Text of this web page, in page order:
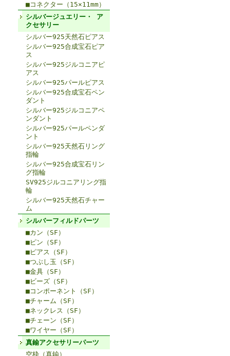
■コネクター（15×11mm）
シルバージュエリー・ ア
クセサリー
シルバー925天然石ピアス
シルバー925合成宝石ピア
ス
シルバー925ジルコニアピ
アス
シルバー925パールピアス
シルバー925合成宝石ペン
ダント
シルバー925ジルコニアペ
ンダント
シルバー925パールペンダ
ント
シルバー925天然石リング
指輪
シルバー925合成宝石リン
グ指輪
SV925ジルコニアリング指
輪
シルバー925天然石チャー
ム
シルバーフィルドパーツ
■カン（SF）
■ピン（SF）
■ピアス（SF）
■つぶし玉（SF）
■金具（SF）
■ビーズ（SF）
■コンポーネント（SF）
■チャーム（SF）
■ネックレス（SF）
■チェーン（SF）
■ワイヤー（SF）
真鍮アクセサリーパーツ
空枠（真鍮）